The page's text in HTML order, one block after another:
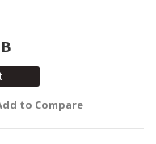
to Compare